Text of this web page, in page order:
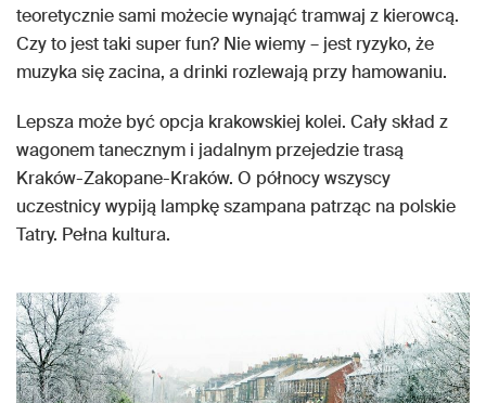
teoretycznie sami możecie wynająć tramwaj z kierowcą.
Czy to jest taki super fun? Nie wiemy – jest ryzyko, że
muzyka się zacina, a drinki rozlewają przy hamowaniu.
Lepsza może być opcja krakowskiej kolei. Cały skład z
wagonem tanecznym i jadalnym przejedzie trasą
Kraków-Zakopane-Kraków. O północy wszyscy
uczestnicy wypiją lampkę szampana patrząc na polskie
Tatry. Pełna kultura.